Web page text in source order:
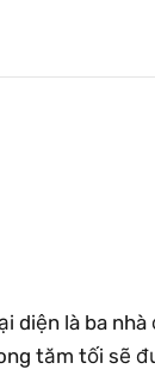
diện là ba nhà
tăm tối sẽ